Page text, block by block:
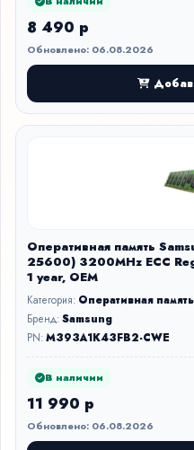
8 490 р
Обновлено: 06.08.2026
Оперативная память
25600) 3200MHz ECC
1 year, OEM
Категория: Оперативная память
Бренд:Samsung
PN:M393A1K43FB2-CWE
В наличии
11 990 р
Обновлено: 06.08.2026